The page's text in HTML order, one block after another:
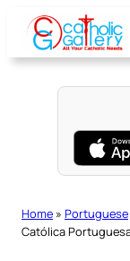
content
Home » Portuguese
Católica